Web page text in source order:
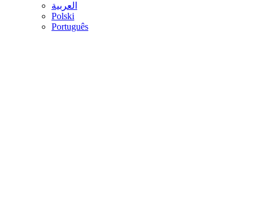
العربية
Polski
Português